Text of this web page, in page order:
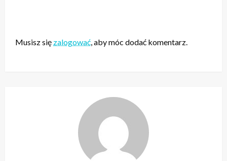
Musisz się zalogować , aby móc dodać komentarz.